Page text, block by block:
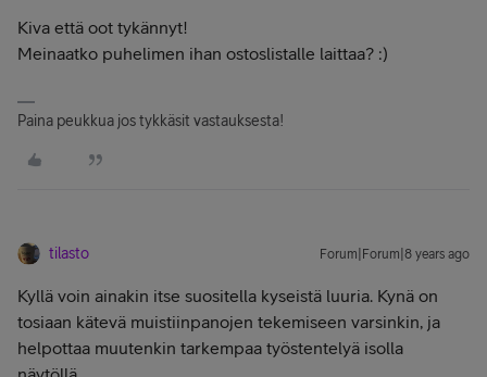
Kiva että oot tykännyt!
Meinaatko puhelimen ihan ostoslistalle laittaa? :)
Paina peukkua jos tykkäsit vastauksesta!
tilasto Forum|Forum|8 years ago
Kyllä voin ainakin itse suositella kyseistä luuria. Kynä on
tosiaan kätevä muistiinpanojen tekemiseen varsinkin, ja
helpottaa muutenkin tarkempaa työstentelyä isolla